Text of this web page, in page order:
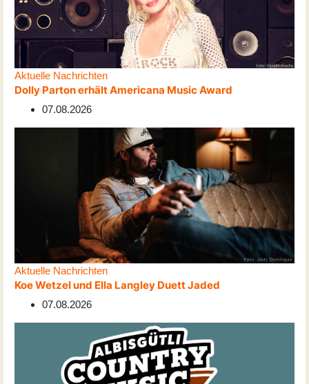
Aktuelle Nachrichten
Dolly Parton erhält Americana Music Award
07.08.2026
Aktuelle Nachrichten
Koe Wetzel und Ella Langley Duett Jaded
07.08.2026